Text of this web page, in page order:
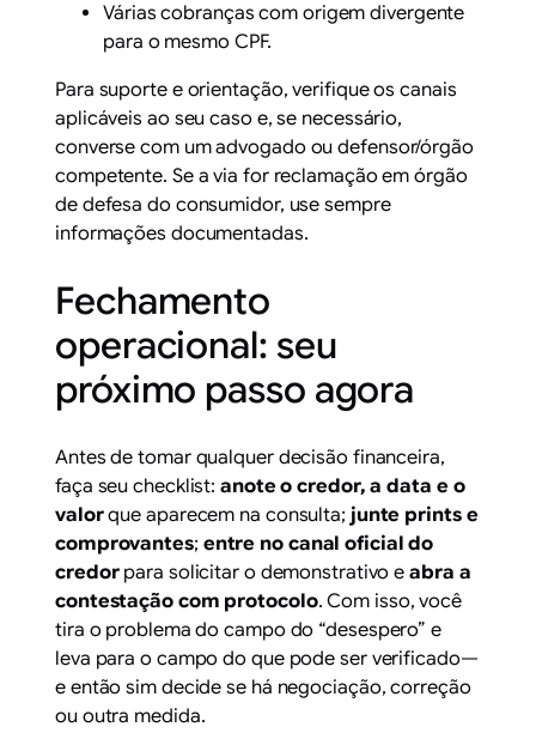
Várias cobranças com origem divergente
para o mesmo CPF.
Para suporte e orientação, verifique os canais
aplicáveis ao seu caso e, se necessário,
converse com umadvogadooudefensor/órgão
competente. Se a via for reclamação em órgão
de defesa do consumidor, use sempre
informações documentadas.
Fechamento
operacional: seu
próximo passo agora
Antes de tomar qualquer decisão financeira,
faça seu checklist:anote o credor, a data e o
valorque aparecem na consulta; junte prints e
comprovantes; entre no canal oficial do
credorpara solicitar o demonstrativo eabra a
contestação com protocolo. Com isso, você
tira o problema do campo do “desespero” e
leva para o campo do que pode ser verificado—
e então sim decide se há negociação, correção
ou outra medida.